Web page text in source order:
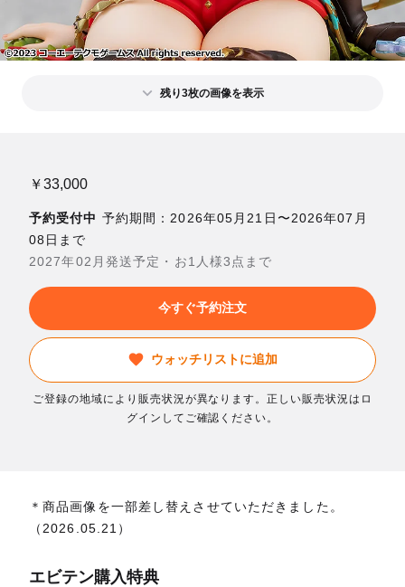
残り3枚の画像を表示
￥33,000
予約受付中 予約期間：2026年05月21日〜2026年07月
08日まで
2027年02月発送予定・お1人様3点まで
今すぐ予約注文
ウォッチリストに追加
ご登録の地域により販売状況が異なります。正しい販売状況はロ
グインしてご確認ください。
＊商品画像を一部差し替えさせていただきました。
（2026.05.21）
エビテン購入特典